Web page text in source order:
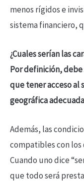
menos rígidos e
sistema financiero,
¿Cuales serían las
Por definición,
que tener acceso al
geográfica
Además, las
compatibles con los
Cuando uno dice
que todo será